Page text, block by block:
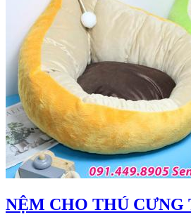
NỆM CHO THÚ CƯNG